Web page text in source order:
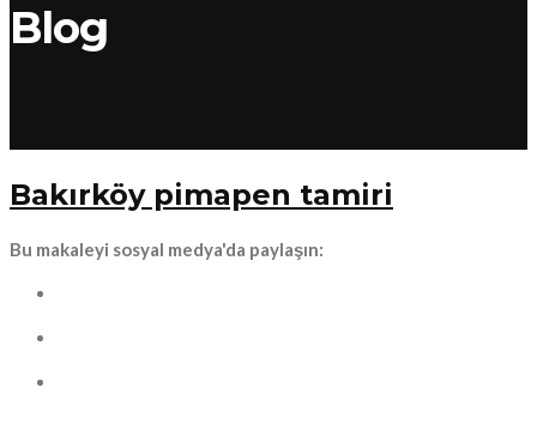
Blog
Bakırköy pimapen tamiri
Bu makaleyi sosyal medya'da paylaşın: